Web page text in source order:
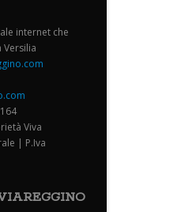
internet che
Versilia
Viva
| P.Iva